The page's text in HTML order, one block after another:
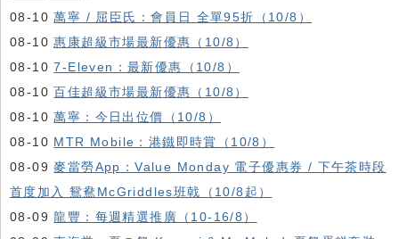
08-10萬寧 / 屈臣氏：會員日 全單95折（10/8）
08-10惠康超級市場最新優惠（10/8）
08-107-Eleven：最新優惠（10/8）
08-10百佳超級市場最新優惠（10/8）
08-10萬寧：今日出位價（10/8）
08-10 MTR Mobile：港鐵即時賞（10/8）
08-09麥當勞App：Value Monday 電子優惠券 / 下午茶時段
首度加入 鴛鴦McGriddles班戟（10/8起）
08-09龍豐：每週精選推廣（10-16/8）